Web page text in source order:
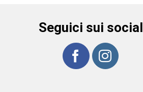
Seguici sui social